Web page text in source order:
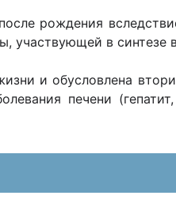
рождения
участвующей в синтезе
и обусловлена
печени